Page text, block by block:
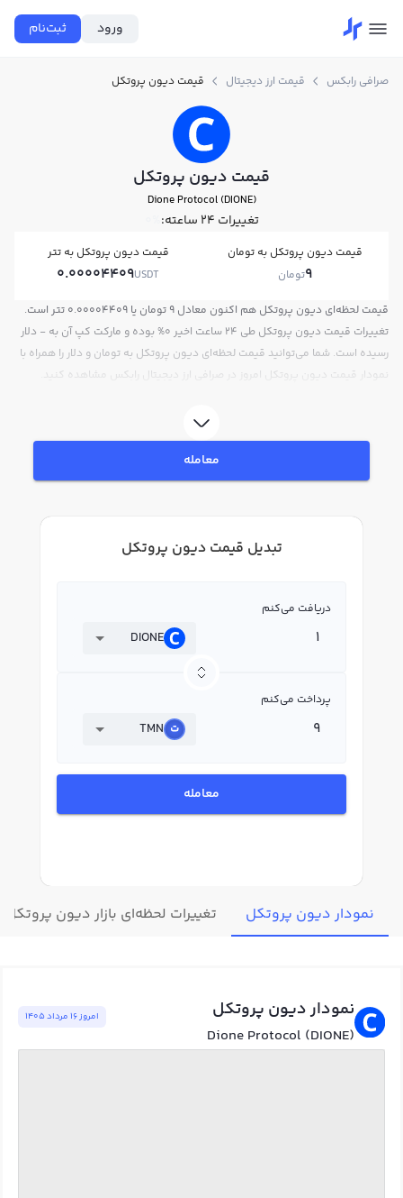
ورود ثبت‌نام
صرافی رابکس قیمت ارز دیجیتال قیمت دیون پروتکل
قیمت دیون پروتکل
Dione Protocol (DIONE)
تغییرات ۲۴ ساعته: 0%
قیمت دیون پروتکل به تومان
9تومان
قیمت دیون پروتکل به تتر
0.00004409USDT
قیمت لحظه‌ای دیون پروتکل هم اکنون معادل 9 تومان یا 0.00004409 تتر است.
تغییرات قیمت دیون پروتکل طی 24 ساعت اخیر 0% بوده و مارکت کپ آن به - دلار
رسیده است. شما می‌توانید قیمت لحظه‌ای دیون پروتکل به تومان و دلار را همراه با
نمودار قیمت دیون پروتکل امروز در صرافی ارز دیجیتال رابکس مشاهده کنید.
معامله
تبدیل قیمت دیون پروتکل
دریافت می‌کنم
DIONE
پرداخت می‌کنم
TMN
معامله
نمودار دیون پروتکل تغییرات لحظه‌ای بازار دیون پروتکل
نمودار دیون پروتکل
Dione Protocol (DIONE)
امروز ١٦ مرداد ١٤٠٥